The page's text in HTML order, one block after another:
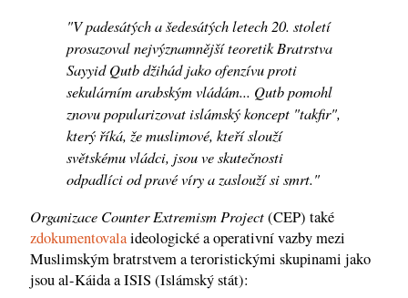
"V padesátých a šedesátých letech 20. století
prosazoval nejvýznamnější teoretik Bratrstva
Sayyid Qutb džihád jako ofenzívu proti
sekulárním arabským vládám... Qutb pomohl
znovu popularizovat islámský koncept "takfir",
který říká, že muslimové, kteří slouží
světskému vládci, jsou ve skutečnosti
odpadlíci od pravé víry a zaslouží si smrt."
Organizace Counter Extremism Project(CEP) také
zdokumentovalaideologické a operativní vazby mezi
Muslimským bratrstvem a teroristickými skupinami jako
jsou al-Káida a ISIS (Islámský stát):